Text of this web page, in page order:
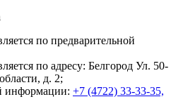
по предварительной
по адресу: Белгород Ул. 50-
д. 2;
информации: +7 (4722) 33-33-35,